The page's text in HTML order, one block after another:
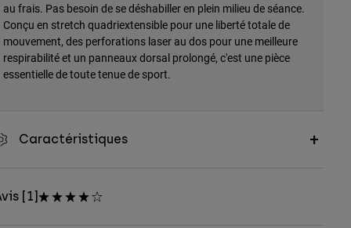
au frais. Pas besoin de se déshabiller en plein milieu de séance.
Conçu en stretch quadriextensible pour une liberté totale de
mouvement, des perforations laser au dos pour une meilleure
respirabilité et un panneaux dorsal prolongé, c'est une pièce
essentielle de toute tenue de sport.
Caractéristiques
[1]